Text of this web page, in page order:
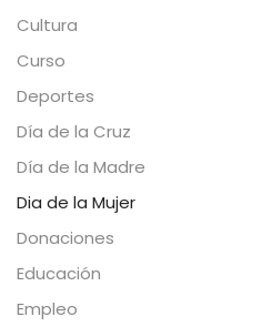
Cultura
Curso
Deportes
Día de la Cruz
Día de la Madre
Dia de la Mujer
Donaciones
Educación
Empleo